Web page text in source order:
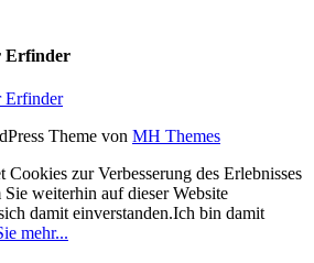
Erfinder
Theme von MH Themes
Cookies zur Verbesserung des Erlebnisses
Sie weiterhin auf dieser Website
damit einverstanden.Ich bin damit
mehr...